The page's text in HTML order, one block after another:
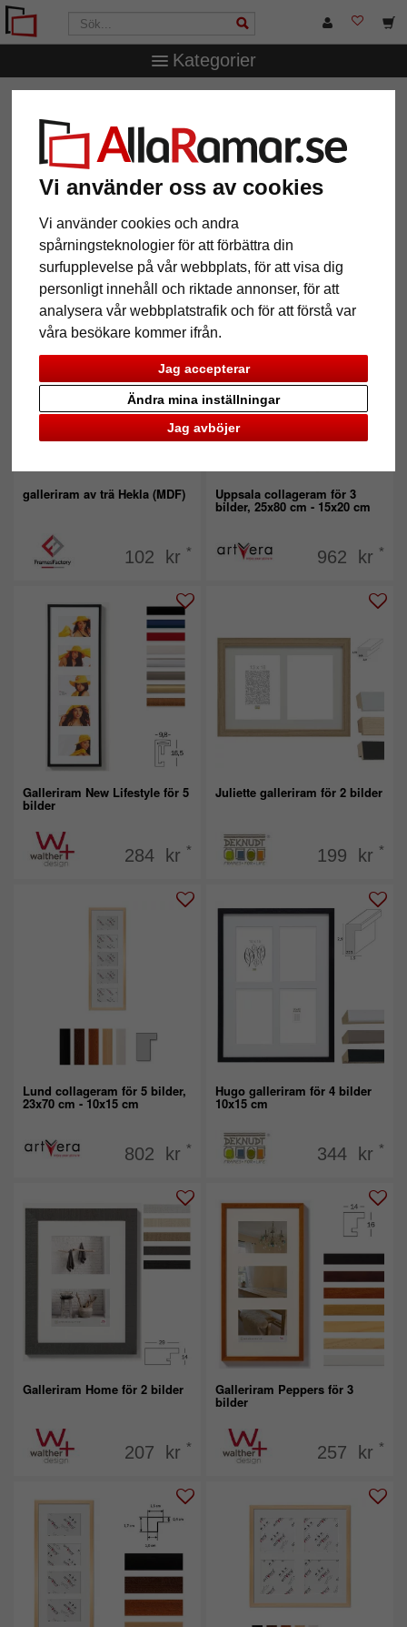
Vi använder oss av cookies
Vi använder cookies och andra
spårningsteknologier för att förbättra din
surfupplevelse på vår webbplats, för att visa dig
personligt innehåll och riktade annonser, för att
analysera vår webbplatstrafik och för att förstå var
våra besökare kommer ifrån.
Jag accepterar
Jag avböjer
Ändra mina inställningar
Kategorier
12 Artiklar Populärast
Grid
galleriram av trä Hekla (MDF)
102 kr *
Uppsala collageram för 3
bilder, 25x80 cm - 15x20 cm
962 kr *
Galleriram New Lifestyle för 5
bilder
284 kr *
Juliette galleriram för 2 bilder
199 kr *
Lund collageram för 5 bilder,
23x70 cm - 10x15 cm
802 kr *
Hugo galleriram för 4 bilder
10x15 cm
344 kr *
Galleriram Home för 2 bilder
207 kr *
Galleriram Peppers för 3
bilder
257 kr *